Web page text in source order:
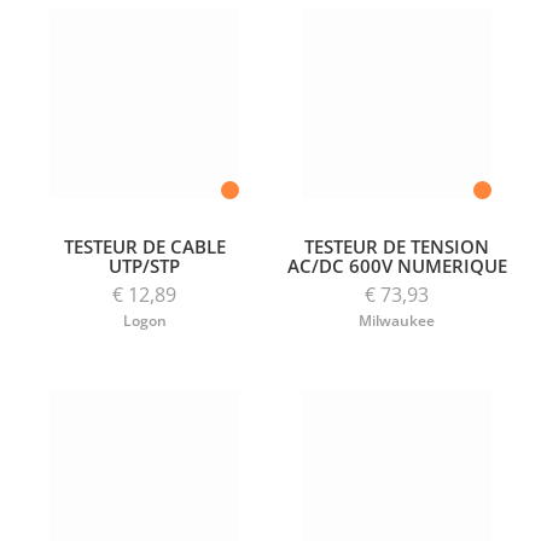
TESTEUR DE CABLE
UTP/STP
€ 12,89
Logon
TESTEUR DE TENSION
AC/DC 600V NUMERIQUE
€ 73,93
Milwaukee